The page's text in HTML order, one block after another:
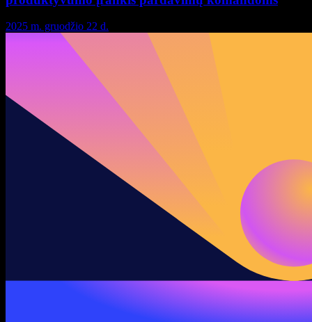
2025 m. gruodžio 22 d.